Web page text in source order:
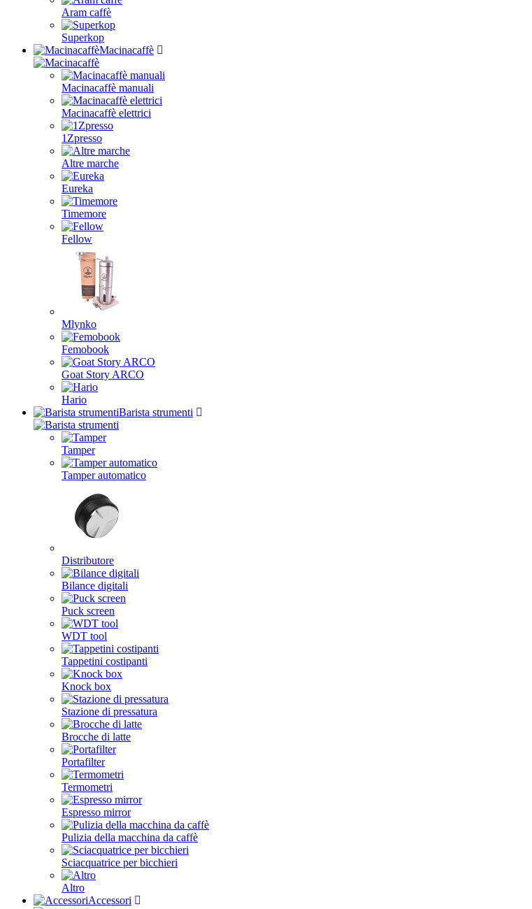
Aram caffè
Superkop
Macinacaffè
Macinacaffè manuali
Macinacaffè elettrici
1Zpresso
Altre marche
Eureka
Timemore
Fellow
Mlynko
Femobook
Goat Story ARCO
Hario
Barista strumenti
Tamper
Tamper automatico
Distributore
Bilance digitali
Puck screen
WDT tool
Tappetini costipanti
Knock box
Stazione di pressatura
Brocche di latte
Portafilter
Termometri
Espresso mirror
Pulizia della macchina da caffè
Sciacquatrice per bicchieri
Altro
Accessori